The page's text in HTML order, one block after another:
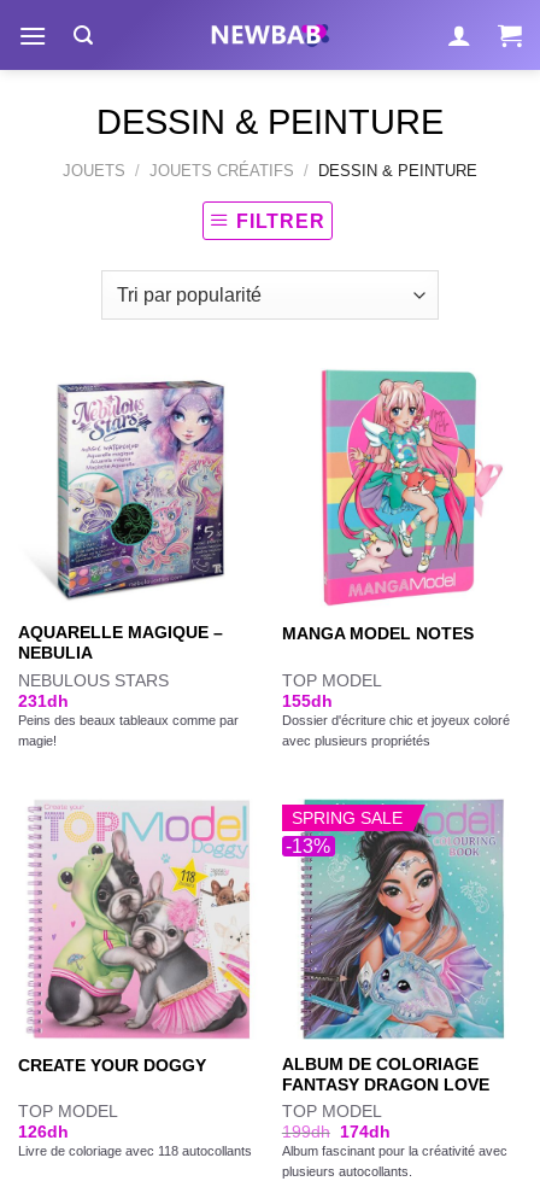
contenu
DESSIN & PEINTURE
JOUETS / JOUETS CRÉATIFS / DESSIN & PEINTURE
FILTRER
AQUARELLE MAGIQUE –
NEBULIA
NEBULOUS STARS
231dh
Peins des beaux tableaux comme par
magie!
MANGA MODEL NOTES
TOP MODEL
155dh
Dossier d'écriture chic et joyeux coloré
avec plusieurs propriétés
CREATE YOUR DOGGY
TOP MODEL
126dh
Livre de coloriage avec 118 autocollants
-13%
SPRING SALE
ALBUM DE COLORIAGE
FANTASY DRAGON LOVE
TOP MODEL
199dh 174dh
Album fascinant pour la créativité avec
plusieurs autocollants.